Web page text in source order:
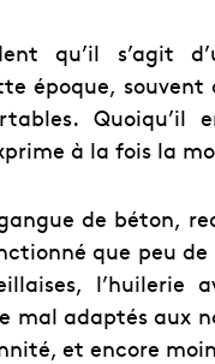
qu’il s’agit
époque,
Quoiqu’il
à la fois la
de béton,
que peu
mal adaptés aux
et encore